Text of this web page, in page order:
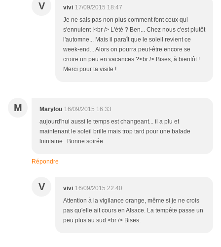
V vivi 17/09/2015 18:47
Je ne sais pas non plus comment font ceux qui
s'ennuient !<br /> L'été ? Ben... Chez nous c'est plutôt
l'automne... Mais il paraît que le soleil revient ce
week-end... Alors on pourra peut-être encore se
croire un peu en vacances ?<br /> Bises, à bientôt !
Merci pour ta visite !
M Marylou 16/09/2015 16:33
aujourd'hui aussi le temps est changeant... il a plu et
maintenant le soleil brille mais trop tard pour une balade
lointaine...Bonne soirée
Répondre
V vivi 16/09/2015 22:40
Attention à la vigilance orange, même si je ne crois
pas qu'elle ait cours en Alsace. La tempête passe un
peu plus au sud.<br /> Bises.